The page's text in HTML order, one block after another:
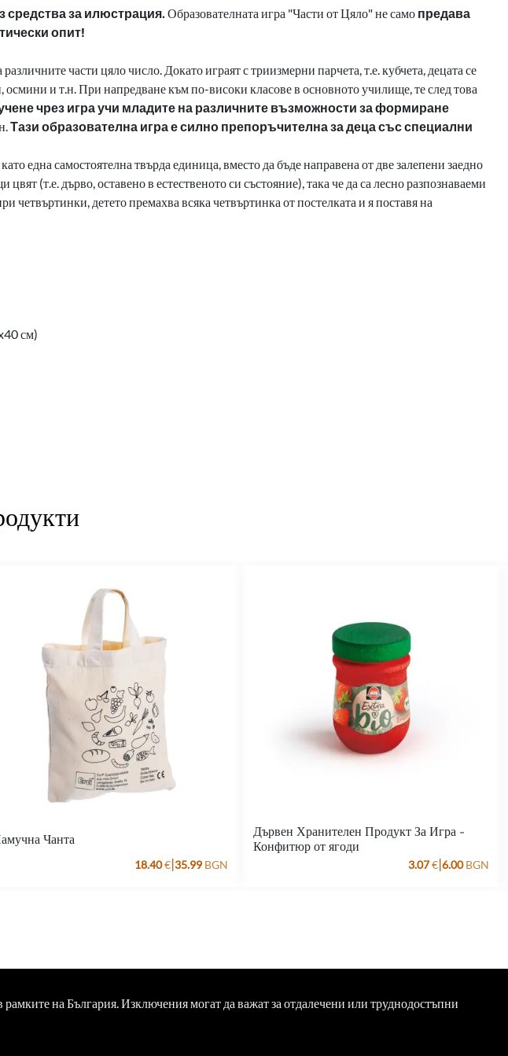
средства за илюстрация. Образователната игра "Части от Цяло" не само предава
опит!
различните части цяло число. Докато играят с триизмерни парчета, т.е. кубчета, децата се
осмини и т.н. При напредване къмпо-високи класове в основното училище, те след това
чрез игра учи младите на различните възможности за формиране
Тази образователна игра е силно препоръчителна задеца със специални
една самостоятелна твърда единица, вместо да бъде направена от две залепени заедно
цвят (т.е. дърво, оставено в естественото си състояние), така че да са лесно разпознаваеми
четвъртинки, детето премахва всяка четвъртинка отпостелката и я поставя на
см)
Чанта
18.40€|35.99 BGN
Дървен Хранителен Продукт За Игра -
Конфитюр от ягоди
3.07€|6.00 BGN
на България. Изключения могат да важат за отдалечени или труднодостъпни